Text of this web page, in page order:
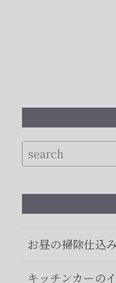
お昼の掃除仕込
キッチンカーの